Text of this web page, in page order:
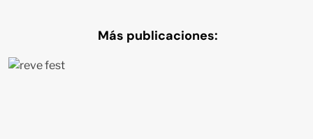
Más publicaciones: